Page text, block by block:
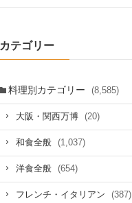
カテゴリー
料理別カテゴリー (8,585)
大阪・関西万博 (20)
和食全般 (1,037)
洋食全般 (654)
フレンチ・イタリアン (387)